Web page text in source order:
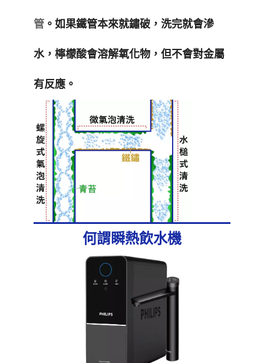
管 。如果鐵管本來就鏽破，洗完就會滲
水，檸檬酸會溶解氧化物，但不會對金屬
有反應。
何謂瞬熱飲水機